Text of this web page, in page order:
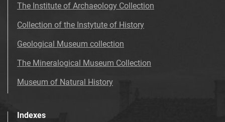
The Institute of Archaeology Collection
Collection of the Instytute of History
Geological Museum collection
The Mineralogical Museum Collection
Museum of Natural History
Indexes